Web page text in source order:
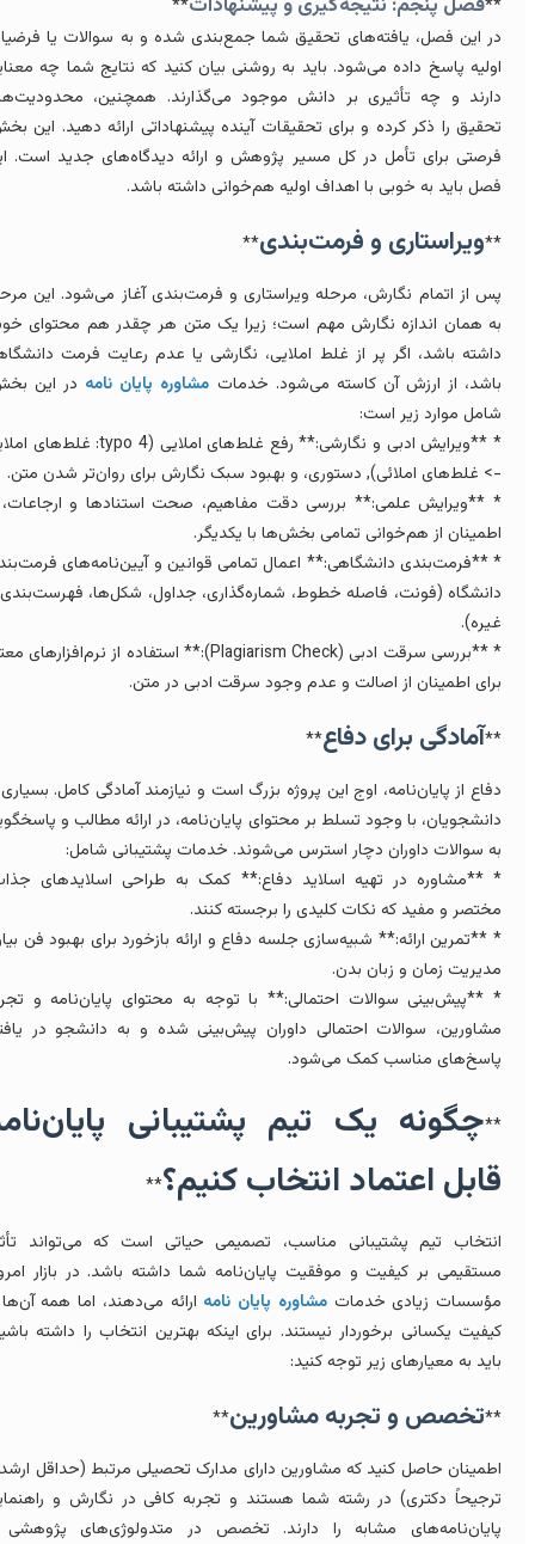
**
این فصل، یافته‌های تحقیق شما جمع‌بندی شده و به سوالات یا فرضیات
پاسخ داده می‌شود. باید به روشنی بیان کنید که نتایج شما چه معنایی
و چه تأثیری بر دانش موجود می‌گذارند. همچنین، محدودیت‌های
را ذکر کرده و برای تحقیقات آینده پیشنهاداتی ارائه دهید. این بخش،
برای تأمل در کل مسیر پژوهش و ارائه دیدگاه‌های جدید است. این
باید به خوبی با اهداف اولیه هم‌خوانی داشته باشد.
ویراستاری و فرمت‌بندی**
از اتمام نگارش، مرحله ویراستاری و فرمت‌بندی آغاز می‌شود. این مرحله
همان اندازه نگارش مهم است؛ زیرا یک متن هر چقدر هم محتوای خوبی
باشد، اگر پر از غلط املایی، نگارشی یا عدم رعایت فرمت دانشگاهی
از ارزش آن کاسته می‌شود. خدماتمشاوره پایان نامهدر این بخش،
موارد زیر است:
* **ویرایش ادبی و نگارشی:** رفع غلط‌های املایی (typo 4: غلط‌های املایی
غلط‌های املائی), دستوری، و بهبود سبک نگارش برای روان‌تر شدن متن.
**ویرایش علمی:** بررسی دقت مفاهیم، صحت استنادها و ارجاعات، و
از هم‌خوانی تمامی بخش‌ها با یکدیگر.
**فرمت‌بندی دانشگاهی:** اعمال تمامی قوانین و آیین‌نامه‌های فرمت‌بندی
(فونت، فاصله خطوط، شماره‌گذاری، جداول، شکل‌ها، فهرست‌بندی و
* **بررسی سرقت ادبی (Plagiarism Check):** استفاده از نرم‌افزارهای معتبر
اطمینان از اصالت و عدم وجود سرقت ادبی در متن.
آمادگی برای دفاع**
از پایان‌نامه، اوج این پروژه بزرگ است و نیازمند آمادگی کامل. بسیاری از
با وجود تسلط بر محتوای پایان‌نامه، در ارائه مطالب و پاسخگویی
سوالات داوران دچار استرس می‌شوند. خدمات پشتیبانی شامل:
**مشاوره در تهیه اسلاید دفاع:** کمک به طراحی اسلایدهای جذاب،
و مفید که نکات کلیدی را برجسته کنند.
**تمرین ارائه:** شبیه‌سازی جلسه دفاع و ارائه بازخورد برای بهبود فن بیان،
زمان و زبان بدن.
**پیش‌بینی سوالات احتمالی:** با توجه به محتوای پایان‌نامه و تجربه
سوالات احتمالی داوران پیش‌بینی شده و به دانشجو در یافتن
مناسب کمک می‌شود.
چگونه یک تیم پشتیبانی پایان‌نامه
اعتماد انتخاب کنیم؟**
تیم پشتیبانی مناسب، تصمیمی حیاتی است که می‌تواند تأثیر
بر کیفیت و موفقیت پایان‌نامه شما داشته باشد. در بازار امروز،
زیادی خدماتمشاوره پایان نامهارائه می‌دهند، اما همه آن‌ها از
یکسانی برخوردار نیستند. برای اینکه بهترین انتخاب را داشته باشید،
به معیارهای زیر توجه کنید:
تخصص و تجربه مشاورین**
حاصل کنید که مشاورین دارای مدارک تحصیلی مرتبط (حداقل ارشد و
دکتری) در رشته شما هستند و تجربه کافی در نگارش و راهنمایی
مشابه را دارند. تخصص در متدولوژی‌های پژوهشی و